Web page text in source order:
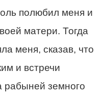
полюбил меня и
матери. Тогда
меня, сказав, что
и встречи
рабыней земного